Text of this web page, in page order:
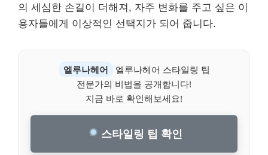
의 세심한 손길이 더해져, 자주 변화를 주고 싶은 이
용자들에게 이상적인 선택지가 되어 줍니다.
엘루나헤어
엘루나헤어 스타일링 팁
전문가의 비법을 공개합니다!
지금 바로 확인해보세요!
스타일링 팁 확인